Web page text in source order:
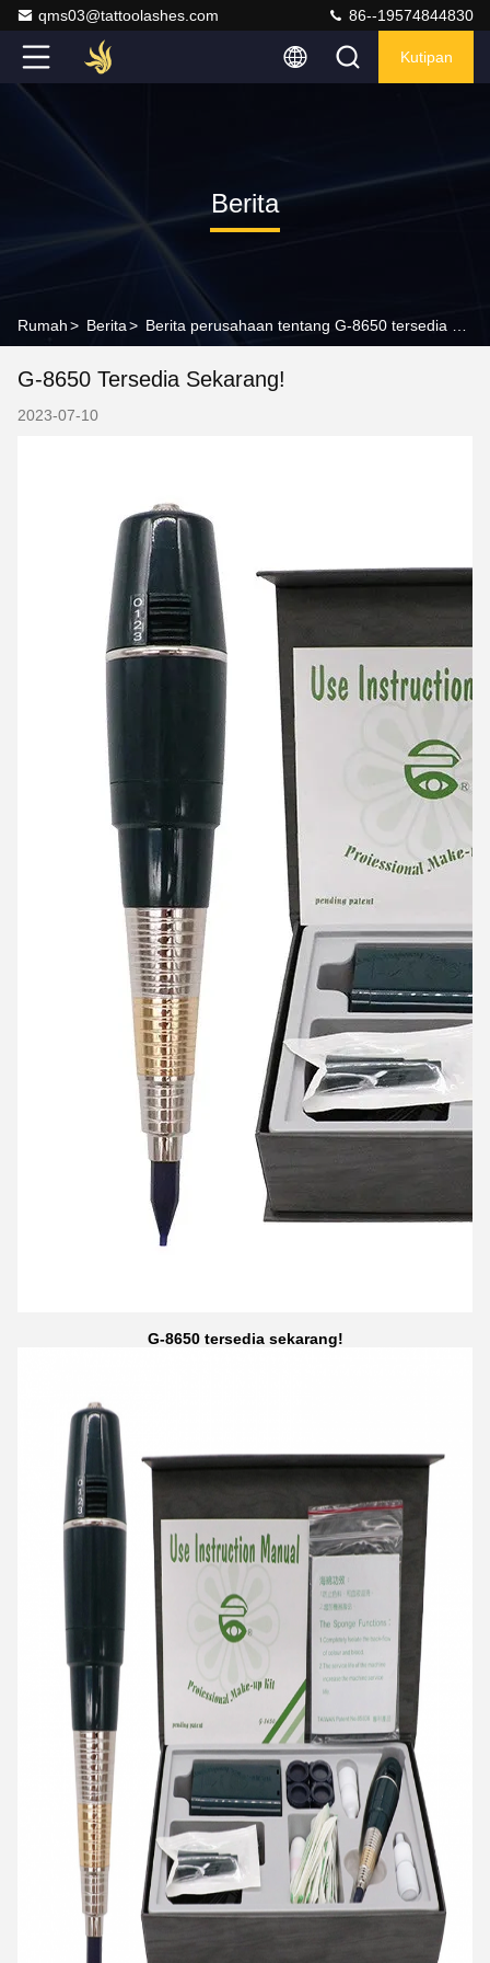
qms03@tattoolashes.com 86--19574844830
Kutipan
Berita
Rumah> Berita>
G-8650 Tersedia Sekarang!
2023-07-10
G-8650 tersedia sekarang!